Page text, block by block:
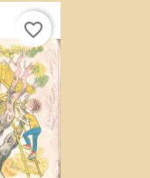
favorite_border